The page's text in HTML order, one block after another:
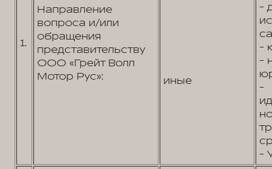
1.
Направление
вопроса и/или
обращения
представительству
ООО «Грейт Волл
Мотор Рус»:
иные
-
-
-
-
-